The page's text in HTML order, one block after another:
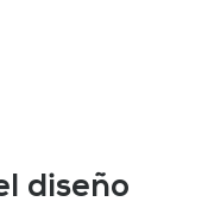
diseño